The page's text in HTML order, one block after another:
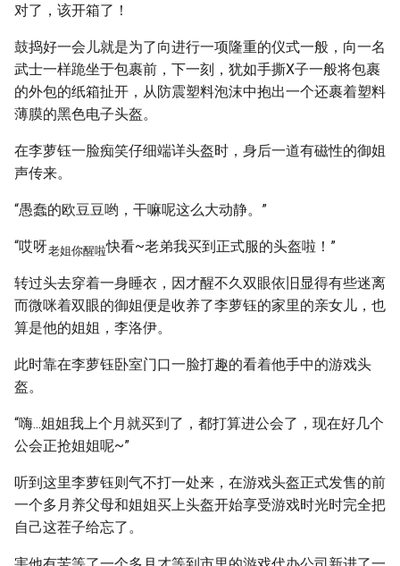
对了，该开箱了！
鼓捣好一会儿就是为了向进行一项隆重的仪式一般，向一名
武士一样跪坐于包裹前，下一刻，犹如手撕X子一般将包裹
的外包的纸箱扯开，从防震塑料泡沫中抱出一个还裹着塑料
薄膜的黑色电子头盔。
在李萝钰一脸痴笑仔细端详头盔时，身后一道有磁性的御姐
声传来。
“愚蠢的欧豆豆哟，干嘛呢这么大动静。”
“哎呀老姐你醒啦快看~老弟我买到正式服的头盔啦！”
转过头去穿着一身睡衣，因才醒不久双眼依旧显得有些迷离
而微咪着双眼的御姐便是收养了李萝钰的家里的亲女儿，也
算是他的姐姐，李洛伊。
此时靠在李萝钰卧室门口一脸打趣的看着他手中的游戏头
盔。
“嗨...姐姐我上个月就买到了，都打算进公会了，现在好几个
公会正抢姐姐呢~”
听到这里李萝钰则气不打一处来，在游戏头盔正式发售的前
一个多月养父母和姐姐买上头盔开始享受游戏时光时完全把
自己这茬子给忘了。